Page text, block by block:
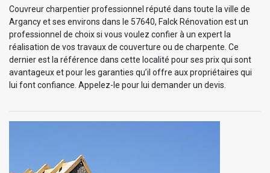
Couvreur charpentier professionnel réputé dans toute la ville de
Argancy et ses environs dans le 57640, Falck Rénovation est un
professionnel de choix si vous voulez confier à un expert la
réalisation de vos travaux de couverture ou de charpente. Ce
dernier est la référence dans cette localité pour ses prix qui sont
avantageux et pour les garanties qu’il offre aux propriétaires qui
lui font confiance. Appelez-le pour lui demander un devis.